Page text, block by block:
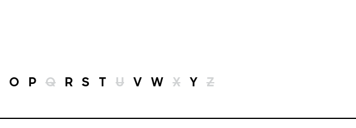
O P Q R S T U V W X Y Z